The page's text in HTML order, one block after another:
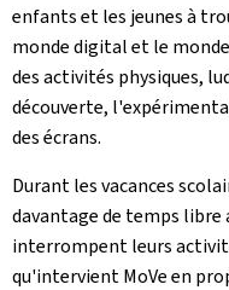
enfants et les jeunes à
monde digital et le
des activités physiques,
découverte,
des écrans.
Durant les vacances
davantage de temps libre
interrompent leurs
qu'intervient MoVe en